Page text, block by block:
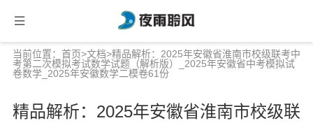
当前位置： 首页>文档>精品解析：2025年安徽省淮南市校级联考中
考第二次模拟考试数学试题（解析版）_2025年安徽省中考模拟试
卷数学_2025年安徽数学二模卷61份
精品解析：2025年安徽省淮南市校级联